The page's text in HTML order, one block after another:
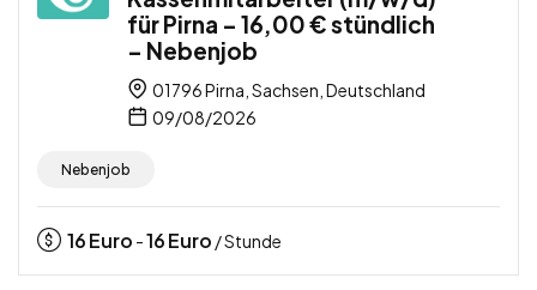
für Pirna – 16,00 € stündlich
– Nebenjob
01796 Pirna, Sachsen, Deutschland
09/08/2026
Nebenjob
16Euro -16Euro / Stunde